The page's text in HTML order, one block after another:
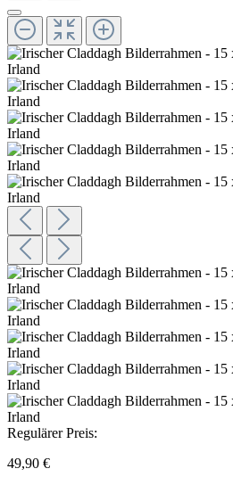
Regulärer Preis:
49,90 €